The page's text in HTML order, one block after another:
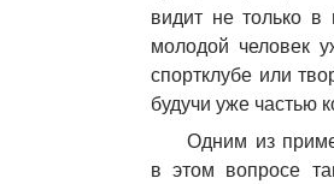
видит не только
молодой человек
спортклубе или
будучи уже частью
Одним из
в этом вопросе